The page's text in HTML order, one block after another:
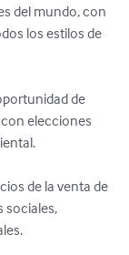
del mundo, con
los estilos de
de
elecciones
de la venta de
sociales,